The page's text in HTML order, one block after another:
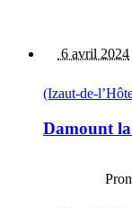
6 avril 2024
(Izaut-de-
Damount